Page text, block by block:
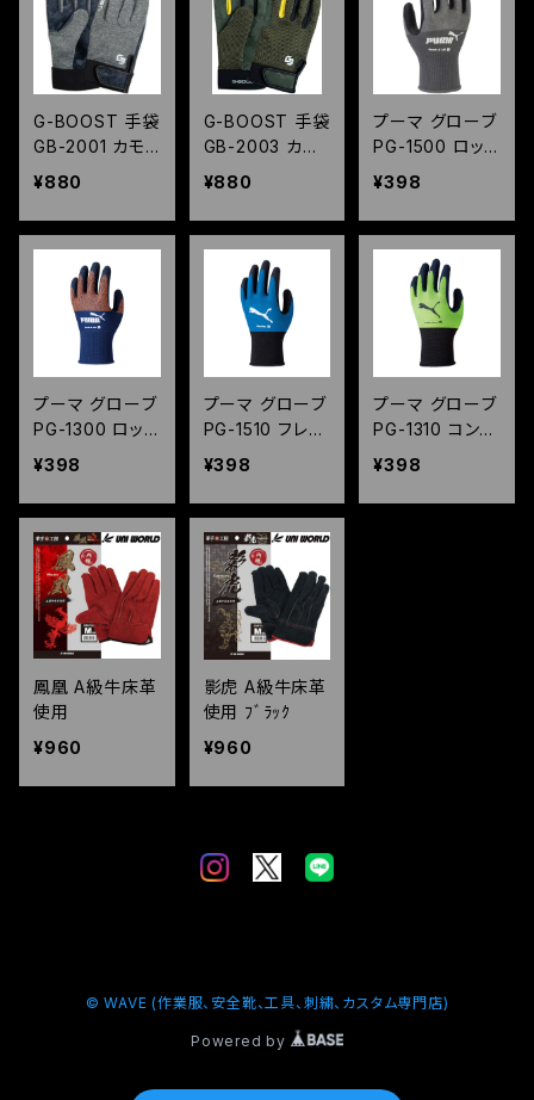
G-BOOST 手袋
GB-2001 カモ
フラ ネイビー
¥880
G-BOOST 手袋
GB-2003 カモ
フラ モス
¥880
プーマ グローブ
PG-1500 ロッ
ク&オイル
¥398
プーマ グローブ
PG-1300 ロッ
クアンドフィット
¥398
プーマ グローブ
PG-1510 フレッ
クスプラス
¥398
プーマ グローブ
PG-1310 コンフ
ォートプラス
¥398
鳳凰 A級牛床革
使用
¥960
影虎 A級牛床革
使用 ﾌﾞﾗｯｸ
¥960
© WAVE (作業服、安全靴、工具、刺繍、カスタム専門店)
Powered by